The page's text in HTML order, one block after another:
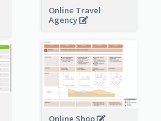
Online Travel
Agency
Online Shop